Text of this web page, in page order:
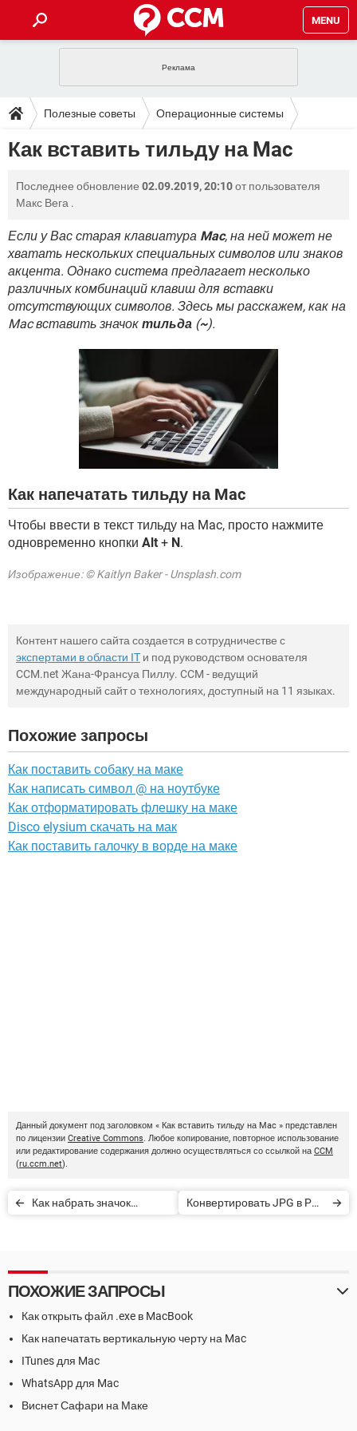
MENU
INSTAGRAM FACEBOOK
ИГРЫ WINDOWS 10
GOOGLE
ПОЛЕЗНЫЕ СОВЕТЫ
TIKTOK
WHATSAPP INSTAGRAM
FACEBOOK ИГРЫ
ВИДЕО GOOGLE
YANDEX
ЗАГРУЗКИ
WHATSAPP
WINDOWS 10 ВКОНТАКТЕ
ВИДЕО GOOGLE
YANDEX
ФОРУМ
WHATSAPP INSTAGRAM
FACEBOOK ИГРЫ
WINDOWS 10 ВКОНТАКТЕ
ВИДЕО GOOGLE
TIKTOK TELEGRAM
WHATSAPP INSTAGRAM
FACEBOOK ИГРЫ
Полезные советы Операционные системы
Mac OS
Как вставить тильду на Mac
Последнее обновление 02.09.2019, 20:10от пользователя
Макс Вега .
Если у Вас старая клавиатура Mac, на ней может не
хватать нескольких специальных символов или знаков
акцента. Однако система предлагает несколько
различных комбинаций клавиш для вставки
отсутствующих символов. Здесь мы расскажем, как на
Mac вставить значок тильда (~).
Как напечатать тильду на Mac
Чтобы ввести в текст тильду на Mac, просто нажмите
одновременно кнопки Alt + N.
Изображение: © Kaitlyn Baker - Unsplash.com
Контент нашего сайта создается в сотрудничестве с
экспертами в области IT и под руководством основателя
CCM.net Жана-Франсуа Пиллу. CCM - ведущий
международный сайт о технологиях, доступный на 11 языках.
Похожие запросы
Как поставить собаку на маке
Как написать символ @ на ноутбуке
Как отформатировать флешку на маке
Disco elysium скачать на мак
Как поставить галочку в ворде на маке
Данный документ под заголовком « Как вставить тильду на Mac » представлен
по лицензии Creative Commons. Любое копирование, повторное использование
или редактирование содержания должно осуществляться со ссылкой на CCM
(ru.ccm.net).
Как набрать значок
Конвертировать JPG в PDF
ПОХОЖИЕ ЗАПРОСЫ
Как открыть файл .exe в MacBook
Как напечатать вертикальную черту на Mac
ITunes для Mac
WhatsApp для Mac
Виснет Сафари на Маке